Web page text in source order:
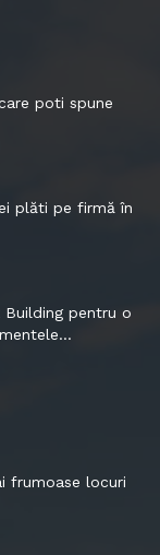
poti spune
plăti pe firmă în
Building pentru o
frumoase locuri